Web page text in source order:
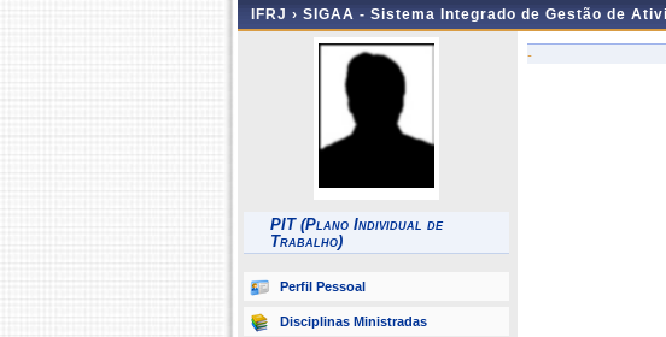
IFRJ › SIGAA - Sistema Integrado de Gestão de
PIT (Plano Individual de
Trabalho)
Perfil Pessoal
Disciplinas Ministradas
-